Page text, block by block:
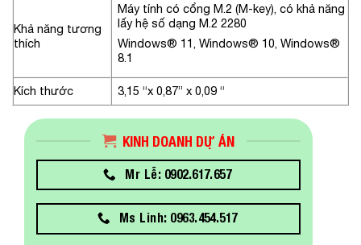
Khả năng tương
thích
Máy tính có cổng M.2 (M-key), có khả năng
lấy hệ số dạng M.2 2280
Windows® 11, Windows® 10, Windows®
8.1
Kích thước 3,15 “x 0,87” x 0,09 “
KINH DOANH DỰ ÁN
Mr Lễ: 0902.617.657
Ms Linh: 0963.454.517